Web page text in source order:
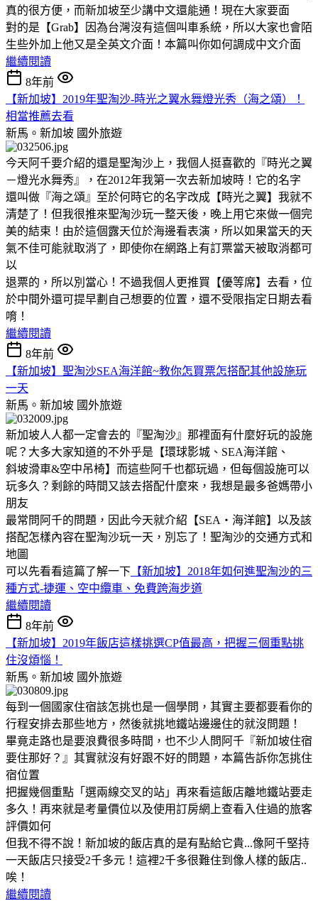
真的很方便，而新加坡至少講中文還能通！現在大家要面
對的是【Grab】因為台灣沒有這個叫車系統，所以大家也會陌
生些外加上他又是全英文介面！本篇叫你如何調成中文介面
繼續閱讀
8年前
【新加坡】2019年聖淘沙-時光之翼水舞燈光秀（海之頌）！
相當推薦去看
新馬。新加坡 國外旅遊
今天阿千要介紹的還是聖淘沙上，我個人挺喜歡的『時光之翼
－燈光水舞秀』，在2012年我第一次去新加坡時！它的名字
還叫做『海之頌』至於何時它的名字改成【時光之翼】我就不
清楚了！但我很推來聖淘沙玩一整天後，晚上用它來做一個完
美的結束！由於這個露天位於海邊看表演，所以如果當天的天
氣不佳可能就取消了，即使你在網路上有訂票當天被取消都可
以
退票的，所以別當心！不過我個人更推買【優等席】去看，位
於中間外還可提早劃自己想要的位置，還不受限指定日期去看
唷！
繼續閱讀
8年前
【新加坡】聖淘沙SEA海洋館~教你怎買票怎搭配其他設施玩
一天
新馬。新加坡 國外旅遊
新加坡人人都一定會去的『聖淘沙』那裡面有什麼好玩的設施
呢？大多大家知道的不外乎是【環球影城、SEA海洋館、
斜坡滑車&空中吊椅】而這些阿千也都玩過，但每個設施可以
玩多久？剩餘的時間又該去搭配什麼來，我想是最多爸媽帶小
朋友
最常問阿千的問題，因此今天就介紹【SEA‧海洋館】以及該
搭配怎樣內容在聖淘沙玩一天，別忘了！聖淘沙的交通方式和
地圖
可以先看看這篇了解一下 【新加坡】2018年如何進聖淘沙的三
種方式-捷運、空中纜車、免費跨海步道
繼續閱讀
8年前
【新加坡】2019年飯店這樣挑選CP值最高，把握三個重點挑
住沒煩惱！
新馬。新加坡 國外旅遊
每到一個國家住宿該怎挑也是一個學問，其實主要都要看你的
行程安排去那些地方，然後就挑地鐵站邊邊住的就沒問題！
畢竟走路也是要浪費很多時間，也不少人問阿千『新加坡住宿
要住那好？』其實就沒有好跟不好的問題，本篇告訴你怎挑住
宿位置
把握幾個重點「選兩線交叉的站」再來看這飯店離地鐵站要走
多久！再來就是考量價位以及使用訂房網上查看入住過的旅客
評價如何
但我不得不說！新加坡的飯店真的是有點給它貴...像阿千堅持
一天飯店只接受2千多元！這裡2千多很難住到像人樣的飯店..
唉！
繼續閱讀